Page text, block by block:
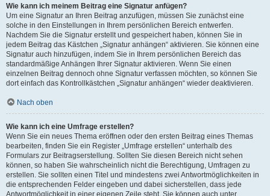
Wie kann ich meinem Beitrag eine Signatur anfügen?
Um eine Signatur an Ihren Beitrag anzufügen, müssen Sie zunächst eine
solche in den Einstellungen in Ihrem persönlichen Bereich entwerfen.
Nachdem Sie die Signatur erstellt und gespeichert haben, können Sie in
jedem Beitrag das Kästchen „Signatur anhängen“ aktivieren. Sie können eine
Signatur auch hinzufügen, indem Sie in Ihrem persönlichen Bereich das
standardmäßige Anhängen Ihrer Signatur aktivieren. Wenn Sie einen
einzelnen Beitrag dennoch ohne Signatur verfassen möchten, so können Sie
dort einfach das Kontrollkästchen „Signatur anhängen“ wieder deaktivieren.
Nach oben
Wie kann ich eine Umfrage erstellen?
Wenn Sie ein neues Thema eröffnen oder den ersten Beitrag eines Themas
bearbeiten, finden Sie ein Register „Umfrage erstellen“ unterhalb des
Formulars zur Beitragserstellung. Sollten Sie diesen Bereich nicht sehen
können, so haben Sie wahrscheinlich nicht die Berechtigung, Umfragen zu
erstellen. Sie sollten einen Titel und mindestens zwei Antwortmöglichkeiten in
die entsprechenden Felder eingeben und dabei sicherstellen, dass jede
Antwortmöglichkeit in einer eigenen Zeile steht. Sie können auch unter